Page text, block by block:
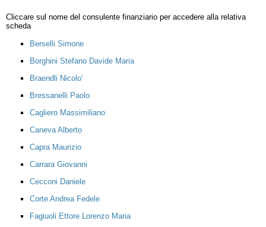
Cliccare sul nome del consulente finanziario per accedere alla relativa
scheda
Berselli Simone
Borghini Stefano Davide Maria
Braendli Nicolo'
Bressanelli Paolo
Cagliero Massimiliano
Caneva Alberto
Capra Maurizio
Carrara Giovanni
Cecconi Daniele
Corte Andrea Fedele
Fagiuoli Ettore Lorenzo Maria